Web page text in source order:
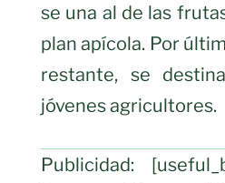
se una al de las
plan apícola. Por
restante, se
jóvenes agricultores.
Publicidad: